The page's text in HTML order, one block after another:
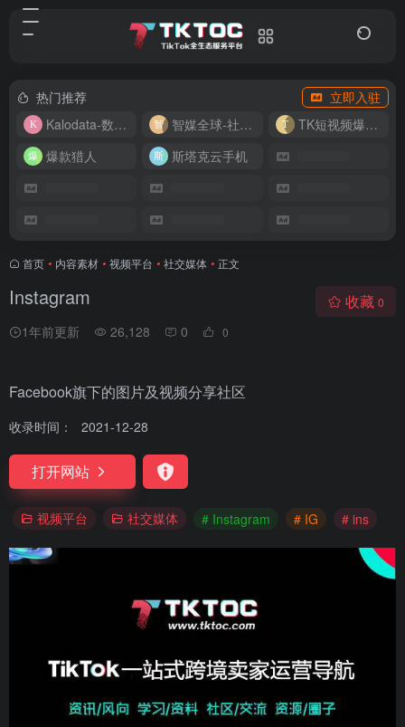
热门推荐
立即入驻
Kalodata-数据分析平台
智媒全球-社媒管理平台
TK短视频爆款复刻
爆款猎人
斯塔克云手机
首页 • 内容素材 • 视频平台 • 社交媒体 • 正文
Instagram
1年前更新 26,128 0 0
收藏 0
Facebook旗下的图片及视频分享社区
收录时间： 2021-12-28
打开网站
视频平台 社交媒体 # Instagram # IG # ins